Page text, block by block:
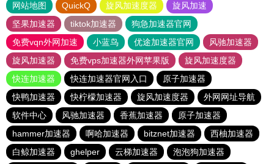
网站地图 QuickQ 旋风加速度器
旋风加速
坚果加速器
tiktok加速器
狗急加速器官网
免费vqn外网加速
小蓝鸟 优途加速器官网
风驰加速器
旋风加速器
免费vps加速器外网苹果版
旋风加速度器
快连加速器
快连加速器官网入口
原子加速器
快鸭加速器
快柠檬加速器 旋风加速度器
外网网址导航
软件中心
风驰加速器 香蕉加速器
原子加速器
hammer加速器
啊哈加速器 bitznet加速器
西柚加速器
白鲸加速器
ghelper 云梯加速器
泡泡狗加速器